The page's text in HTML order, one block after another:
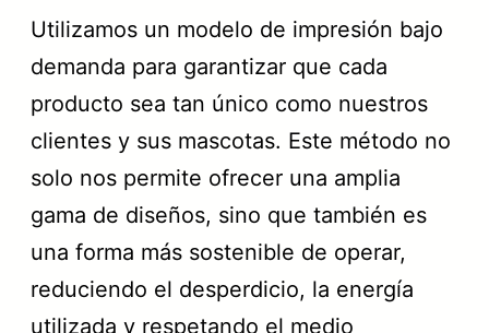
Utilizamos un modelo de impresión bajo
demanda para garantizar que cada
producto sea tan único como nuestros
clientes y sus mascotas. Este método no
solo nos permite ofrecer una amplia
gama de diseños, sino que también es
una forma más sostenible de operar,
reduciendo el desperdicio, la energía
utilizada y respetando el medio